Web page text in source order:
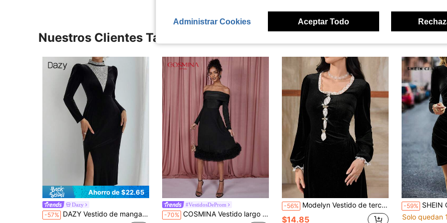
Nuestros Clientes También Vieron
Ahorro de $22.65
Dazy
-57% DAZY Vestido de manga larga con abertura, vestido de gala de lujo francés de alta gama con aplicaciones de cristales engastados y ajustado
#VestidosDeProm
-70% COSMINA Vestido largo negro de mujer con hombros descubiertos
-56% Modelyn Vestido de terciopelo con adorno de encaje floral estilo vintage
$14.85
-59% SHEIN Clasi Vestido casual de
Solo quedan 1
Administrar Cookies Aceptar Todo